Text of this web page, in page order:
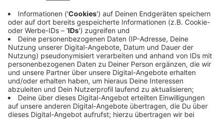
Anzeige
Anzeige
Anzeige